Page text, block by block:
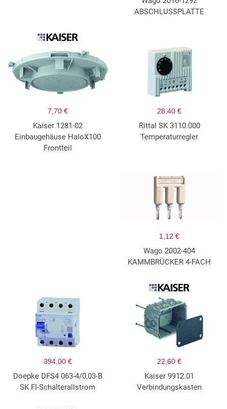
ABSCHLUSSPLATTE
7,70 €
Kaiser 1281-02
Einbaugehäuse HaloX100
Frontteil
28,40 €
Rittal SK 3110.000
Temperaturregler
1,12 €
Wago 2002-404
KAMMBRÜCKER 4-FACH
394,00 €
Doepke DFS4 063-4/0,03-B
SK FI-Schalterallstrom
22,60 €
Kaiser 9912.01
Verbindungskasten